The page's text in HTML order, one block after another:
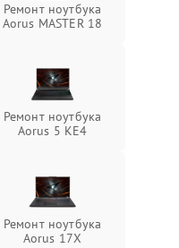
Ремонт ноутбука
Aorus MASTER 18
Ремонт ноутбука
Aorus 5 KE4
Ремонт ноутбука
Aorus 17X